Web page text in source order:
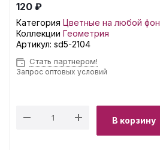
120 ₽
Категория Цветные на любой фон
Коллекции Геометрия
Артикул: sd5-2104
Стать партнером!
Запрос оптовых условий
В корзину